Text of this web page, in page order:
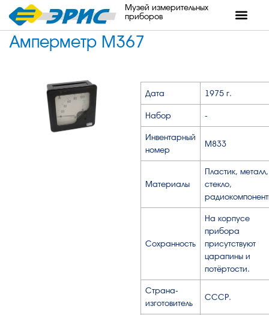
Музей измерительных
приборов
Амперметр М367
Дата 1975 г.
Набор -
Инвентарный
номер
М833
Материалы
Пластик, металл,
стекло,
Сохранность
На корпусе
прибора
присутствуют
царапины и
потёртости.
Страна-
изготовитель
СССР.